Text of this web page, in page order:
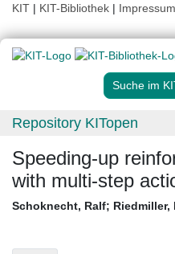
KIT | KIT-Bibliothek | Impressum
Suche im
Repository KITopen
Speeding-up
with multi-step
Schoknecht, Ralf; Riedmiller,